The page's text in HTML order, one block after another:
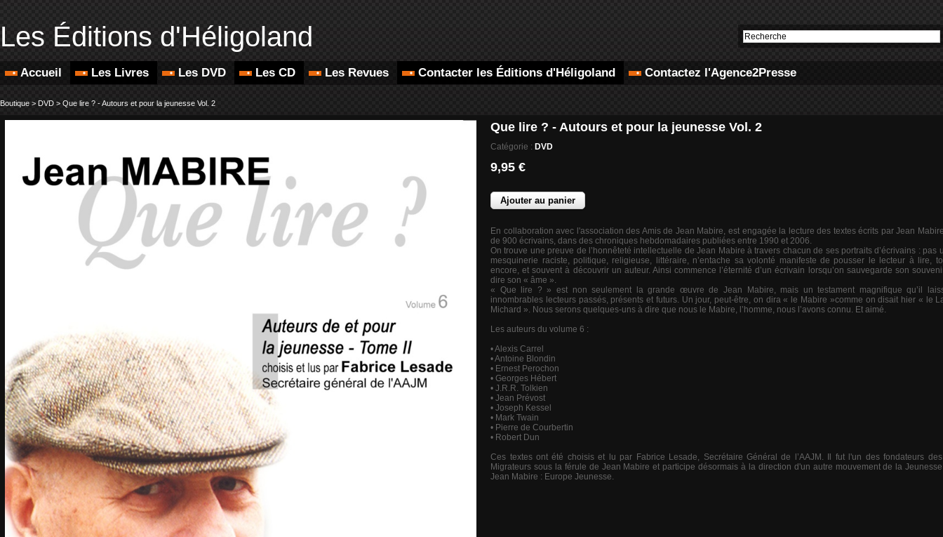
Les Éditions d'Héligoland
Accueil Les Livres Les DVD Les CD Les Revues Contacter les Éditions d'Héligoland Contactez l'Agence2Presse
Boutique >DVD >Que lire ? - Autours et pour la jeunesse Vol. 2
Que lire ? - Autours et pour la jeunesse Vol. 2
Catégorie : DVD
9,95 €
En collaboration avec l'association des Amis de Jean Mabire, est engagée la lecture des textes écrits par Jean
de 900 écrivains, dans des chroniques hebdomadaires publiées entre 1990 et 2006.
On trouve une preuve de l’honnêteté intellectuelle de Jean Mabire à travers chacun de ses portraits d’écrivains : pas
mesquinerie raciste, politique, religieuse, littéraire, n’entache sa volonté manifeste de pousser le lecteur à lire,
encore, et souvent à découvrir un auteur. Ainsi commence l’éternité d’un écrivain lorsqu’on sauvegarde son
dire son « âme ».
« Que lire ? » est non seulement la grande œuvre de Jean Mabire, mais un testament magnifique qu’il
innombrables lecteurs passés, présents et futurs. Un jour, peut-être, on dira « le Mabire »comme on disait hier « le
Michard ». Nous serons quelques-uns à dire que nous le Mabire, l’homme, nous l’avons connu. Et aimé.
Les auteurs du volume 6 :
• Alexis Carrel
• Antoine Blondin
• Ernest Perochon
• Georges Hébert
• J.R.R. Tolkien
• Jean Prévost
• Joseph Kessel
• Mark Twain
• Pierre de Courbertin
• Robert Dun
Ces textes ont été choisis et lu par Fabrice Lesade, Secrétaire Général de l’AAJM. Il fut l'un des fondateurs
Migrateurs sous la férule de Jean Mabire et participe désormais à la direction d'un autre mouvement de la
Jean Mabire : Europe Jeunesse.